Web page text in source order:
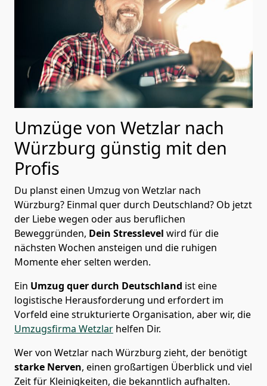
Umzüge von Wetzlar nach
Würzburg günstig mit den
Profis
Du planst einen Umzug von Wetzlar nach
Würzburg? Einmal quer durch Deutschland? Ob jetzt
der Liebe wegen oder aus beruflichen
Beweggründen, Dein Stresslevel wird für die
nächsten Wochen ansteigen und die ruhigen
Momente eher selten werden.
Ein Umzug quer durch Deutschland ist eine
logistische Herausforderung und erfordert im
Vorfeld eine strukturierte Organisation, aber wir, die
Umzugsfirma Wetzlar helfen Dir.
Wer von Wetzlar nach Würzburg zieht, der benötigt
starke Nerven, einen großartigen Überblick und viel
Zeit für Kleinigkeiten, die bekanntlich aufhalten.